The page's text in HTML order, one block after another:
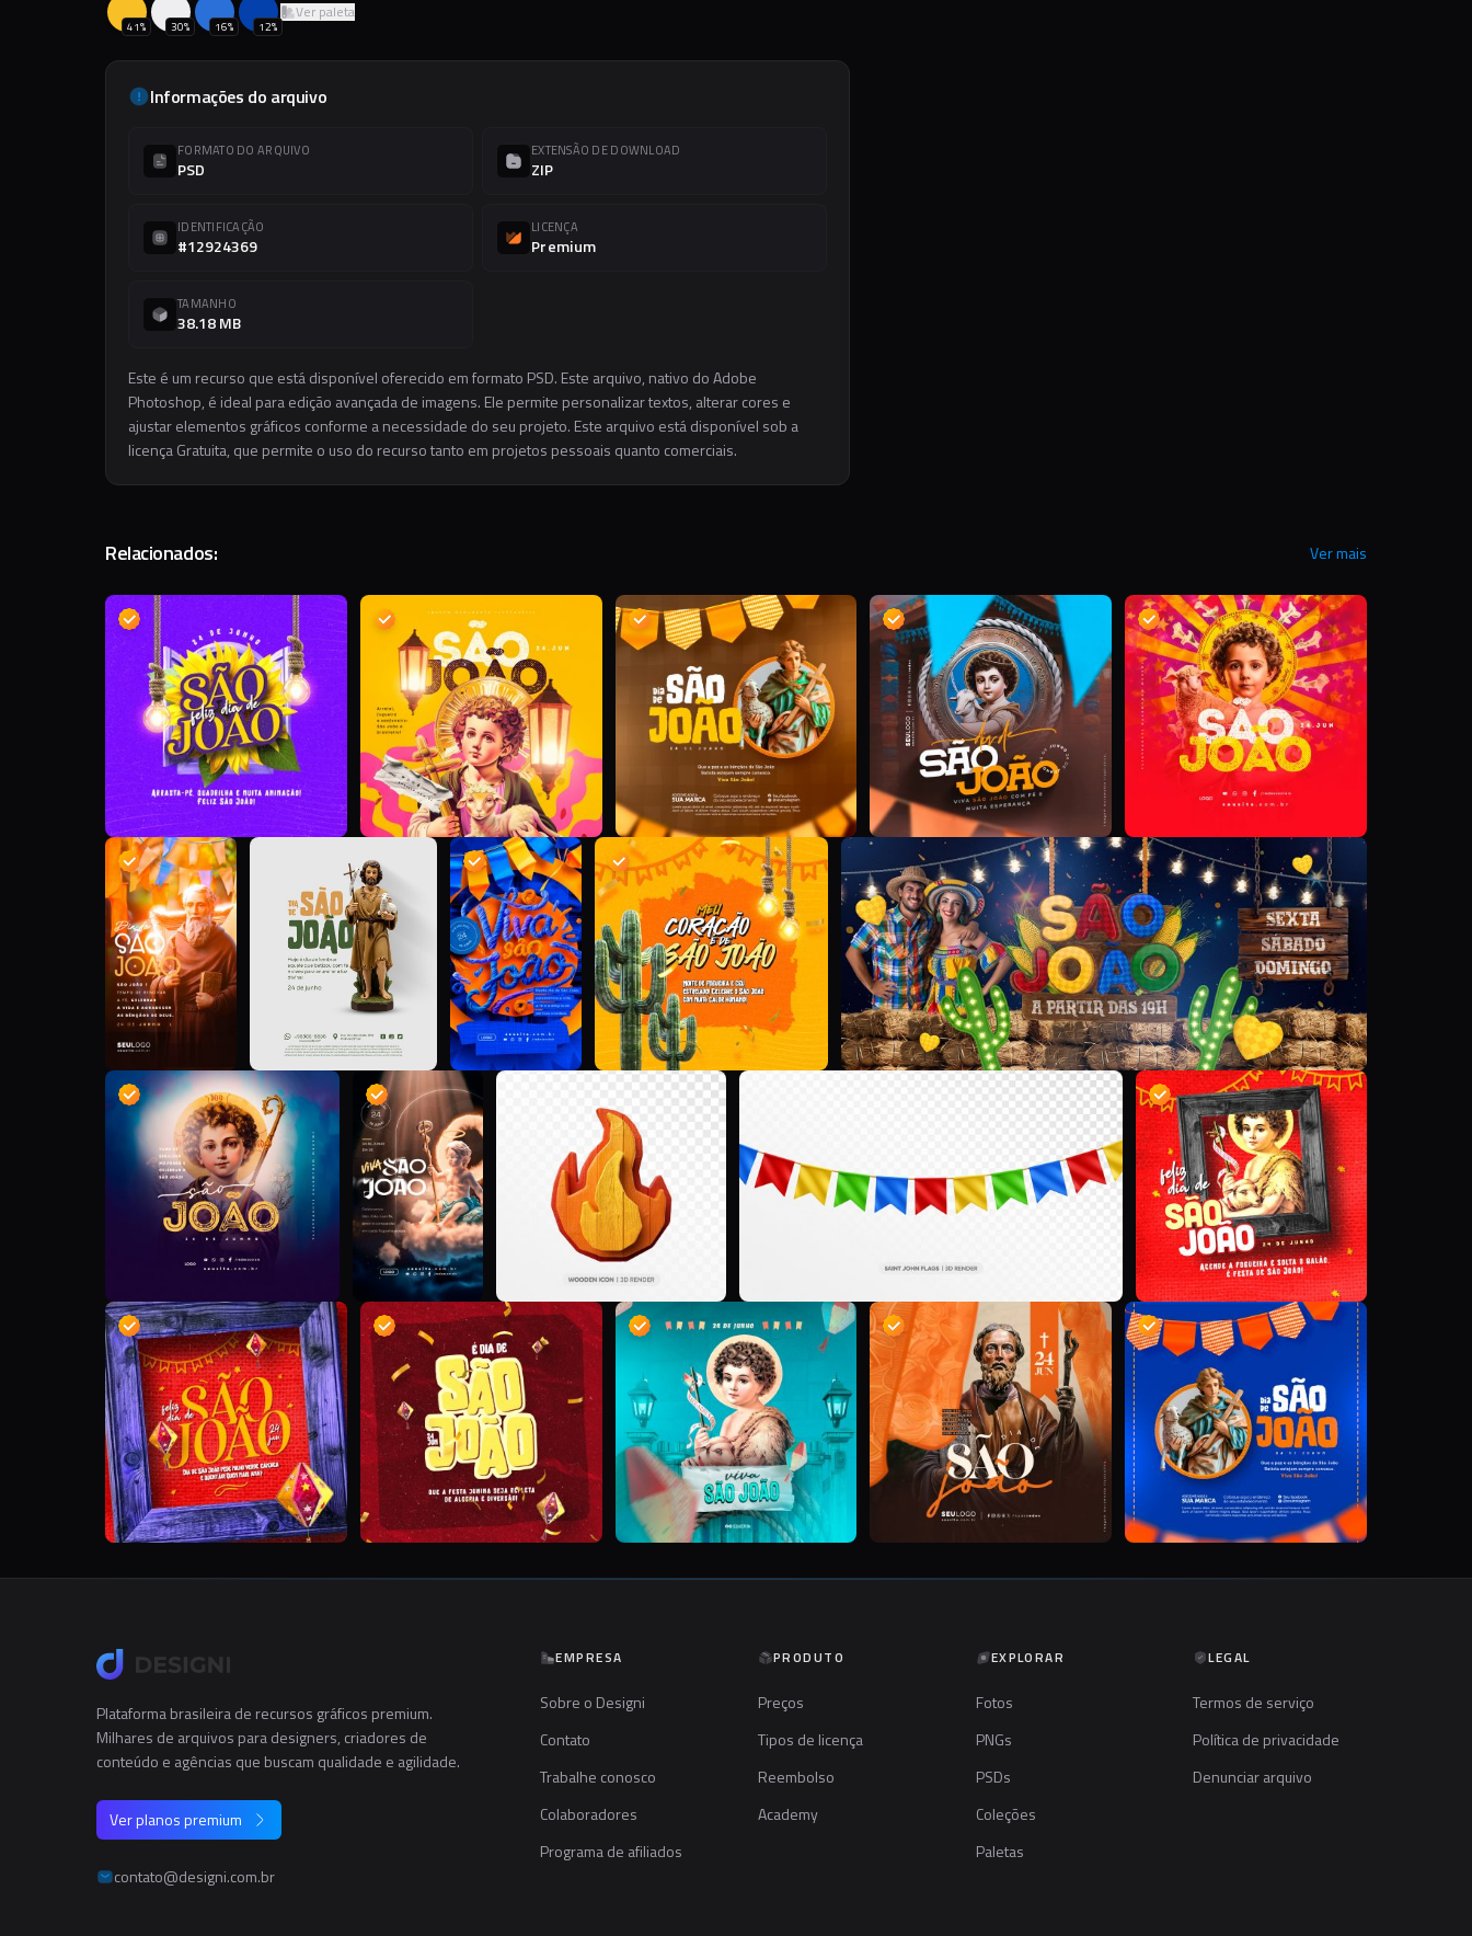
41% 30% 16% 12%
Ver paleta
Informações do arquivo
FORMATO DO ARQUIVO
PSD
EXTENSÃO DE DOWNLOAD
ZIP
IDENTIFICAÇÃO
#12924369
LICENÇA
Premium
TAMANHO
38.18 MB
Este é um recurso que está disponível oferecido em formato PSD. Este arquivo, nativo do Adobe
Photoshop, é ideal para edição avançada de imagens. Ele permite personalizar textos, alterar cores e
ajustar elementos gráficos conforme a necessidade do seu projeto. Este arquivo está disponível sob a
licença Gratuita, que permite o uso do recurso tanto em projetos pessoais quanto comerciais.
Relacionados: Ver mais
I D D
D J D D S
D D V D
D @ I
Plataforma brasileira de recursos gráficos premium.
Milhares de arquivos para designers, criadores de
conteúdo e agências que buscam qualidade e agilidade.
Ver planos premium
contato@designi.com.br
EMPRESA
Sobre o Designi
Contato
Trabalhe conosco
Colaboradores
Programa de afiliados
PRODUTO
Preços
Tipos de licença
Reembolso
Academy
EXPLORAR
Fotos
PNGs
PSDs
Coleções
Paletas
LEGAL
Termos de serviço
Política de privacidade
Denunciar arquivo